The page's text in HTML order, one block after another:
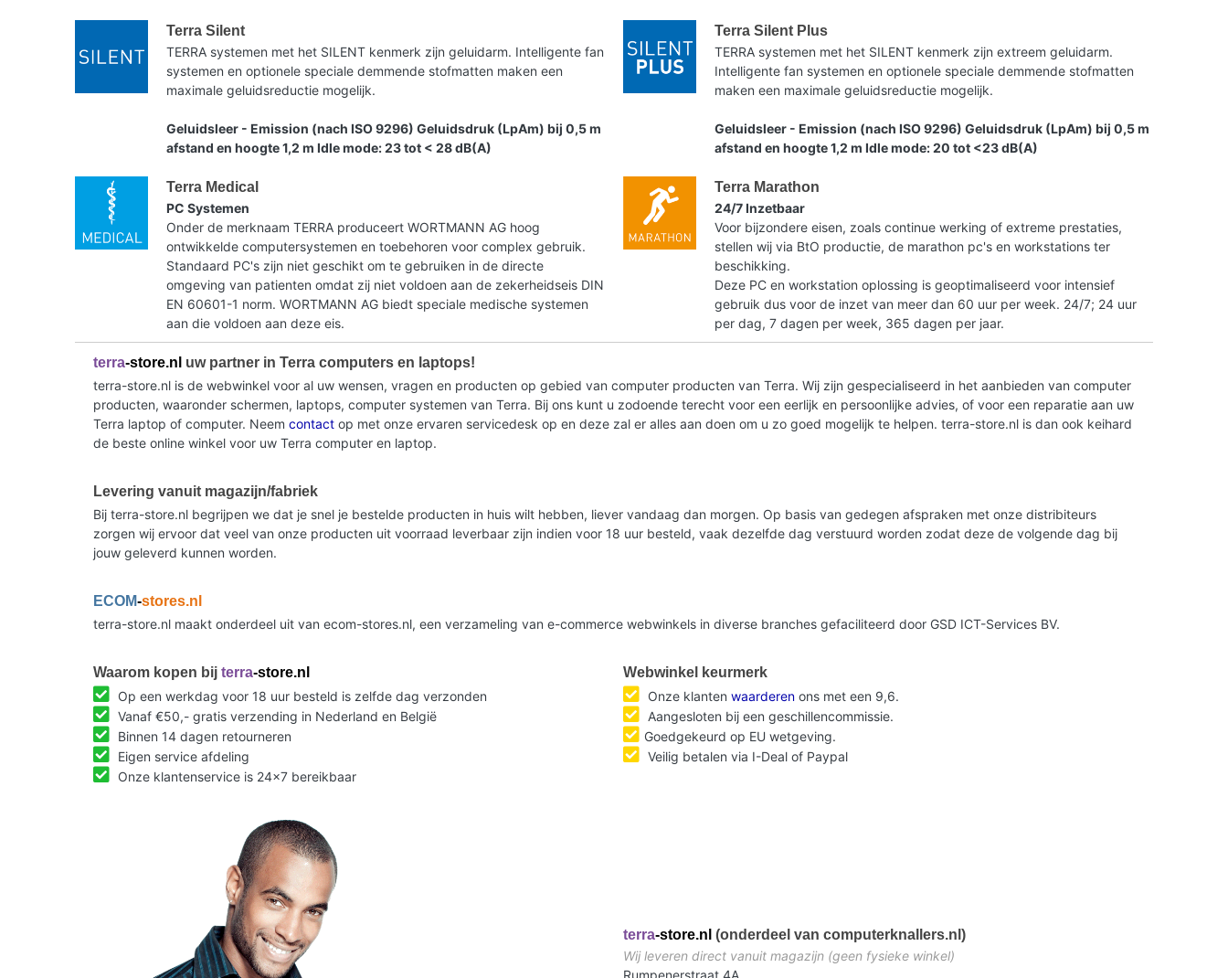
Terra Silent
TERRA systemen met het SILENT kenmerk zijn geluidarm. Intelligente fan
systemen en optionele speciale demmende stofmatten maken een
maximale geluidsreductie mogelijk.
Geluidsleer - Emission (nach ISO 9296) Geluidsdruk (LpAm) bij 0,5 m
afstand en hoogte 1,2 m Idle mode: 23 tot < 28 dB(A)
Terra Silent Plus
TERRA systemen met het SILENT kenmerk zijn extreem geluidarm.
Intelligente fan systemen en optionele speciale demmende stofmatten
maken een maximale geluidsreductie mogelijk.
Geluidsleer - Emission (nach ISO 9296) Geluidsdruk (LpAm) bij 0,5 m
afstand en hoogte 1,2 m Idle mode: 20 tot <23 dB(A)
Terra Medical
PC Systemen
Onder de merknaam TERRA produceert WORTMANN AG hoog
ontwikkelde computersystemen en toebehoren voor complex gebruik.
Standaard PC's zijn niet geschikt om te gebruiken in de directe
omgeving van patienten omdat zij niet voldoen aan de zekerheidseis DIN
EN 60601-1 norm. WORTMANN AG biedt speciale medische systemen
aan die voldoen aan deze eis.
Terra Marathon
24/7 Inzetbaar
Voor bijzondere eisen, zoals continue werking of extreme prestaties,
stellen wij via BtO productie, de marathon pc's en workstations ter
beschikking.
Deze PC en workstation oplossing is geoptimaliseerd voor intensief
gebruik dus voor de inzet van meer dan 60 uur per week. 24/7; 24 uur
per dag, 7 dagen per week, 365 dagen per jaar.
terra-store.nl uw partner in Terra computers en laptops!
terra-store.nl is de webwinkel voor al uw wensen, vragen en producten op gebied van computer producten van Terra. Wij zijn gespecialiseerd in het aanbieden van computer
producten, waaronder schermen, laptops, computer systemen van Terra. Bij ons kunt u zodoende terecht voor een eerlijk en persoonlijke advies, of voor een reparatie aan uw
Terra laptop of computer. Neem contact op met onze ervaren servicedesk op en deze zal er alles aan doen om u zo goed mogelijk te helpen. terra-store.nl is dan ook keihard
de beste online winkel voor uw Terra computer en laptop.
Levering vanuit magazijn/fabriek
Bij terra-store.nl begrijpen we dat je snel je bestelde producten in huis wilt hebben, liever vandaag dan morgen. Op basis van gedegen afspraken met onze distribiteurs
zorgen wij ervoor dat veel van onze producten uit voorraad leverbaar zijn indien voor 18 uur besteld, vaak dezelfde dag verstuurd worden zodat deze de volgende dag bij
jouw geleverd kunnen worden.
ECOM-stores.nl
terra-store.nl maakt onderdeel uit van ecom-stores.nl, een verzameling van e-commerce webwinkels in diverse branches gefaciliteerd door GSD ICT-Services BV.
Waarom kopen bij terra-store.nl
Op een werkdag voor 18 uur besteld is zelfde dag verzonden
Vanaf €50,- gratis verzending in Nederland en België
Binnen 14 dagen retourneren
Eigen service afdeling
Onze klantenservice is 24x7 bereikbaar
Webwinkel keurmerk
Onze klanten waarderen ons met een 9,6.
Aangesloten bij een geschillencommissie.
Goedgekeurd op EU wetgeving.
Veilig betalen via I-Deal of Paypal
terra-store.nl (onderdeel van computerknallers.nl)
Wij leveren direct vanuit magazijn (geen fysieke winkel)
Rumpenerstraat 4A